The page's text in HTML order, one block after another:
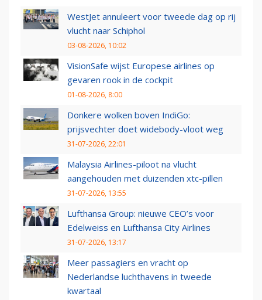
WestJet annuleert voor tweede dag op rij
vlucht naar Schiphol
03-08-2026, 10:02
VisionSafe wijst Europese airlines op
gevaren rook in de cockpit
01-08-2026, 8:00
Donkere wolken boven IndiGo:
prijsvechter doet widebody-vloot weg
31-07-2026, 22:01
Malaysia Airlines-piloot na vlucht
aangehouden met duizenden xtc-pillen
31-07-2026, 13:55
Lufthansa Group: nieuwe CEO’s voor
Edelweiss en Lufthansa City Airlines
31-07-2026, 13:17
Meer passagiers en vracht op
Nederlandse luchthavens in tweede
kwartaal